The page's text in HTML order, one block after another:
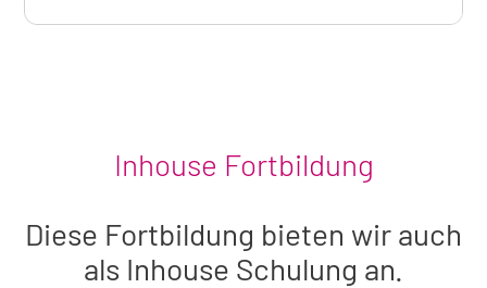
Inhouse Fortbildung
Diese Fortbildung bieten wir auch
als Inhouse Schulung an.